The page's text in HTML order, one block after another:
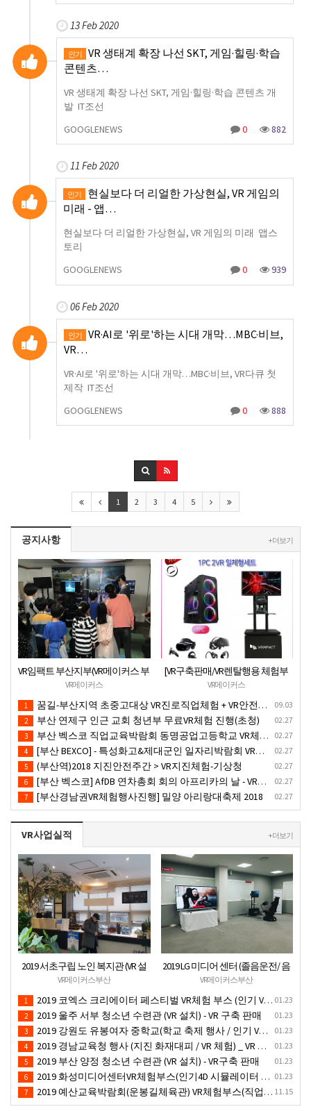
13 Feb 2020
인기
VR 생태계 확장 나선 SKT, 게임·힐링·학습
콘텐츠…
VR 생태계 확장 나선 SKT, 게임·힐링·학습 콘텐츠 개
발 IT조선
GOOGLENEWS
0 882
11 Feb 2020
인기
현실보다 더 리얼한 가상현실, VR 게임의
미래 - 앱…
현실보다 더 리얼한 가상현실, VR 게임의 미래 앱스
토리
GOOGLENEWS
0 939
06 Feb 2020
인기
VR·AI로 '위로'하는 시대 개막…MBC·비브,
VR…
VR·AI로 '위로'하는 시대 개막…MBC·비브, VR다큐 첫
제작 IT조선
GOOGLENEWS
0 888
1 2 3 4 5
공지사항 + 더보기
VR임팩트 부산지부(VR메이커스 부
산) 지역기관 무료VR체험서비스
제공
VR메이커스
[VR구축판매/VR렌탈행용 체험부
스][신제품](가성비최고) 1PC 2VR
일체형행사부스 세트(1부스-2인
따로 게임진행)
VR메이커스
09.03
1 꿈길-부산지역 초중고대상 VR진로직업체험 + VR안전교육 프로그램 운영공고
02.27
2 부산 연제구 인근 교회 청년부 무료VR체험 진행(초청)
02.27
3 부산 벡스코 직업교육박람회 동명공업고등학교 VR체험존
02.27
4 [부산 BEXCO] - 특성화고&제대군인 일자리박람회 VR체험부스운영(18.10.17)-VR행사
02.27
5 (부산역)2018 지진안전주간 > VR지진체험-기상청
02.27
6 [부산 벡스코] AfDB 연차총회 회의 아프리카의 날 - VR부스설치
02.27
7 [부산경남권VR체험행사진행] 밀양 아리랑대축제 2018
VR사업실적 + 더보기
2019 서초구립 노인 복지관 (VR 설
치) - VR 구축 판매
VR메이커스부산
2019 LG 미디어 센터 (졸음운전/ 음
주운전 체험 행사) VR 체험 - VR 렌탈
대여 행사
VR메이커스부산
01.23
1 2019 코엑스 크리에이터 페스티벌 VR체험 부스 (인기 VR 체험) - VR렌탈대여 행사
01.23
2 2019 울주 서부 청소년 수련관 (VR 설치) - VR 구축 판매
01.23
3 2019 강원도 유봉여자 중학교(학교 축제 행사 / 인기 VR 컨텐츠 ) - VR렌탈대여 행사
01.23
4 2019 경남교육청 행사 (지진 화재대피 / VR 체험) _ VR 렌탈대여행사
01.23
5 2019 부산 양정 청소년 수련관 (VR 설치) - VR구축 판매
01.23
6 2019 화성미디어센터VR체험부스(인기4D 시뮬레이터 체험)-VR렌탈대여 행사
11.15
7 2019 예산교육박람회(운봉길체육관) VR체험부스(직업진로체험 / 인기VR체험)-VR렌탈대여행사